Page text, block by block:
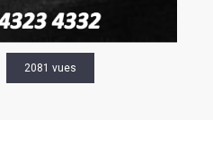
2081 vues